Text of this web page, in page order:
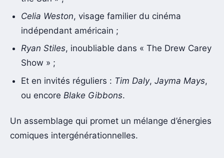
Celia Weston, visage familier du cinéma
indépendant américain ;
Ryan Stiles, inoubliable dans « The Drew Carey
Show » ;
Et en invités réguliers : Tim Daly,Jayma Mays,
ou encore Blake Gibbons.
Un assemblage qui promet un mélange d’énergies
comiques intergénérationnelles.